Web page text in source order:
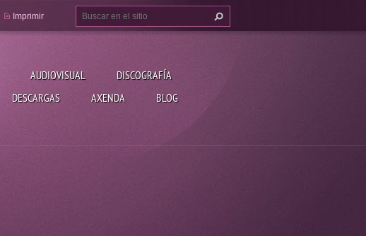
AUDIOVISUAL
DISCOGRAFÍA
DESCARGAS AXENDA
BLOG
Imprimir